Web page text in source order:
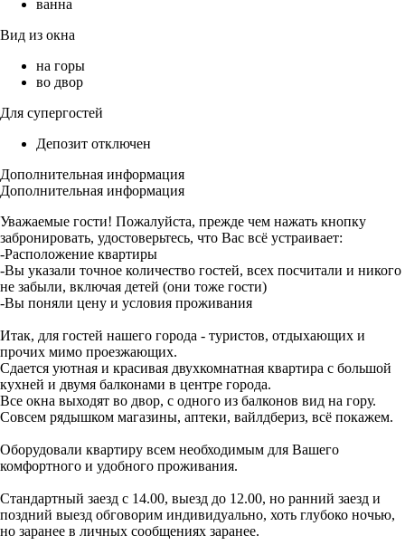
ванна
Вид из окна
на горы
во двор
Для супергостей
Депозит отключен
Дополнительная информация
Дополнительная информация
Уважаемые гости! Пожалуйста, прежде чем нажать кнопку
забронировать, удостоверьтесь, что Вас всё устраивает:
-Расположение квартиры
-Вы указали точное количество гостей, всех посчитали и никого
не забыли, включая детей (они тоже гости)
-Вы поняли цену и условия проживания
Итак, для гостей нашего города - туристов, отдыхающих и
прочих мимо проезжающих.
Сдается уютная и красивая двухкомнатная квартира с большой
кухней и двумя балконами в центре города.
Все окна выходят во двор, с одного из балконов вид на гору.
Совсем рядышком магазины, аптеки, вайлдбериз, всё покажем.
Оборудовали квартиру всем необходимым для Вашего
комфортного и удобного проживания.
Стандартный заезд с 14.00, выезд до 12.00, но ранний заезд и
поздний выезд обговорим индивидуально, хоть глубоко ночью,
но заранее в личных сообщениях заранее.